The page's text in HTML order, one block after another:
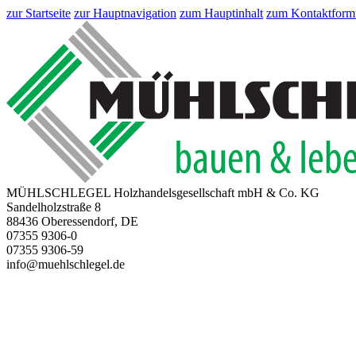
zur Startseite zur Hauptnavigation zum Hauptinhalt zum
MÜHLSCHLEGEL Holzhandelsgesellschaft mbH & Co. KG
Sandelholzstraße 8
88436 Oberessendorf, DE
07355 9306-0
07355 9306-59
info@muehlschlegel.de